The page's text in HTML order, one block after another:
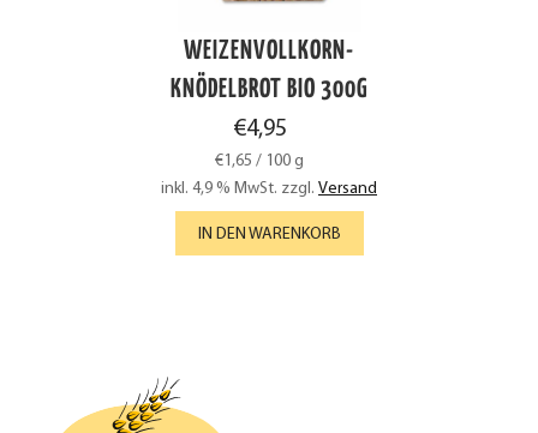
WEIZENVOLLKORN-
KNÖDELBROT BIO 300G
€4,95
€1,65 / 100 g
inkl. 4,9 % MwSt. zzgl. Versand
IN DEN WARENKORB